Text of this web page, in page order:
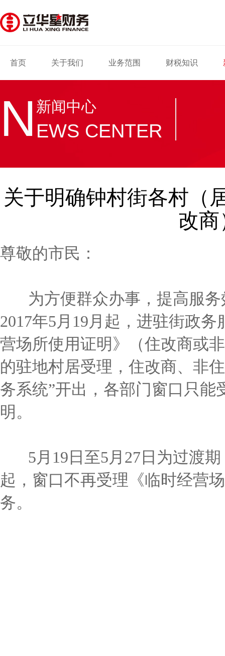
首页 关于我们 业务范围 财税知识
N 新闻中心
EWS CENTER
关于明确钟村街各村（
改
尊敬的市民：
为方便群众办事，提高服务
2017年5月19月起，进驻街政
营场所使用证明》（住改商或
的驻地村居受理，住改商、非
务系统”开出，各部门窗口只
明。
5月19日至5月27日为过渡期
起，窗口不再受理《临时经营
务。